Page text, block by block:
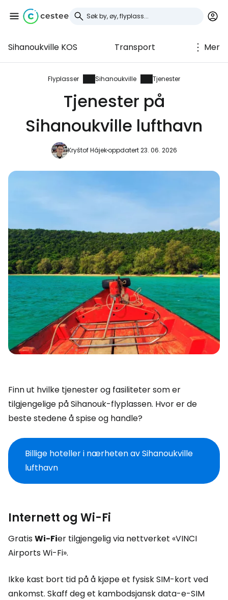
Sihanoukville KOS Transport Mer
Flyplasser Sihanoukville Tjenester
Tjenester på
Sihanoukville lufthavn
Kryštof Hájekoppdatert 23. 06. 2026
Finn ut hvilke tjenester og fasiliteter som er
tilgjengelige på Sihanouk-flyplassen. Hvor er de
beste stedene å spise og handle?
Billige hoteller i nærheten av Sihanoukville
lufthavn
Internett og Wi-Fi
GratisWi-Fier tilgjengelig via nettverket «VINCI
Airports Wi-Fi».
Ikke kast bort tid på å kjøpe et fysisk SIM-kort ved
ankomst. Skaff deg et kambodsjansk data-e-SIM
Logg inn på Cestee
... det verdensomspennende
reisefellesskapet
Fortsett med Google
Fortsett med e-post